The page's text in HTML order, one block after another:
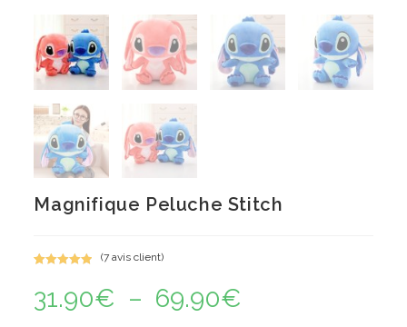
Magnifique Peluche Stitch
sur 5
basé sur
(7 avis client)
31.90€ – 69.90€